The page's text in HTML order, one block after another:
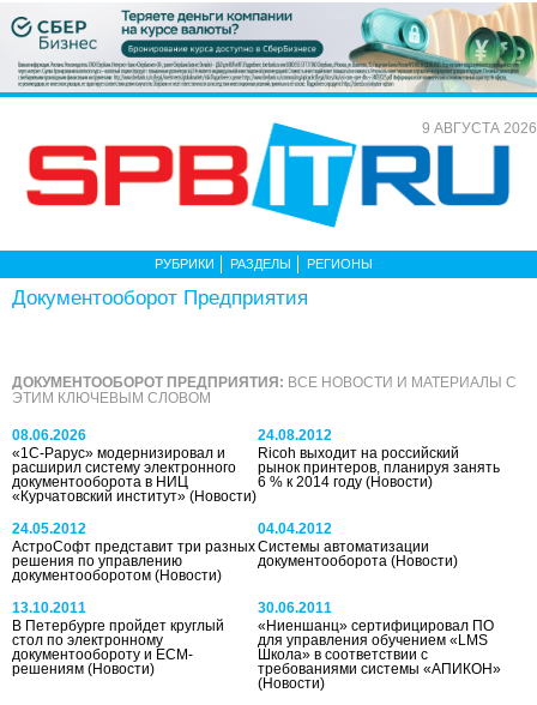
9 АВГУСТА 2026
РУБРИКИ РАЗДЕЛЫ РЕГИОНЫ
Документооборот Предприятия
ДОКУМЕНТООБОРОТ ПРЕДПРИЯТИЯ: ВСЕ НОВОСТИ И МАТЕРИАЛЫ С
ЭТИМ КЛЮЧЕВЫМ СЛОВОМ
08.06.2026
«1С-Рарус» модернизировал и
расширил систему электронного
документооборота в НИЦ
«Курчатовский институт» (Новости)
24.08.2012
Ricoh выходит на российский
рынок принтеров, планируя занять
6 % к 2014 году(Новости)
24.05.2012
АстроСофт представит три разных
решения по управлению
документооборотом (Новости)
04.04.2012
Системы автоматизации
документооборота(Новости)
13.10.2011
В Петербурге пройдет круглый
стол по электронному
документообороту и ECM-
решениям (Новости)
30.06.2011
«Ниеншанц» сертифицировал ПО
для управления обучением «LMS
Школа» в соответствии с
требованиями системы «АПИКОН»
(Новости)